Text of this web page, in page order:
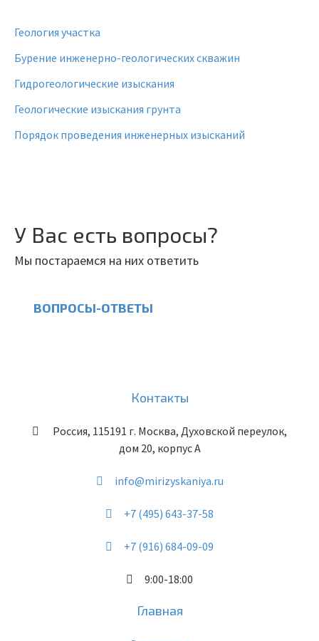
Геология участка
Бурение инженерно-геологических скважин
Гидрогеологические изыскания
Геологические изыскания грунта
Порядок проведения инженерных изысканий
У Вас есть вопросы?
Мы постараемся на них ответить
ВОПРОСЫ-ОТВЕТЫ
Контакты
Россия, 115191 г. Москва, Духовской переулок,
дом 20, корпус А
info@mirizyskaniya.ru
+7 (495) 643-37-58
+7 (916) 684-09-09
9:00-18:00
Главная